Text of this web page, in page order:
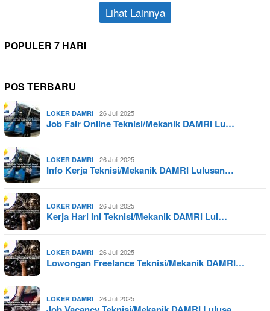
Lihat Lainnya
POPULER 7 HARI
POS TERBARU
LOKER DAMRI 26 Juli 2025
Job Fair Online Teknisi/Mekanik DAMRI Lu…
LOKER DAMRI 26 Juli 2025
Info Kerja Teknisi/Mekanik DAMRI Lulusan…
LOKER DAMRI 26 Juli 2025
Kerja Hari Ini Teknisi/Mekanik DAMRI Lul…
LOKER DAMRI 26 Juli 2025
Lowongan Freelance Teknisi/Mekanik DAMRI…
LOKER DAMRI 26 Juli 2025